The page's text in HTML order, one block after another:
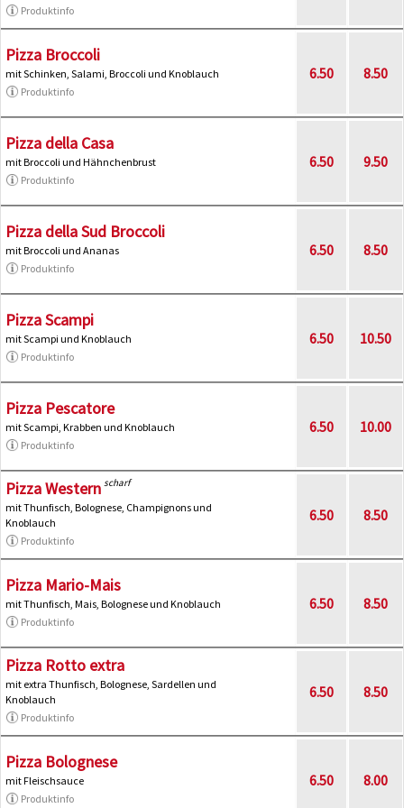
Produktinfo
Pizza Broccoli
mit Schinken, Salami, Broccoli und Knoblauch
Produktinfo
6.50 8.50
Pizza della Casa
mit Broccoli und Hähnchenbrust
Produktinfo
6.50 9.50
Pizza della Sud Broccoli
mit Broccoli und Ananas
Produktinfo
6.50 8.50
Pizza Scampi
mit Scampi und Knoblauch
Produktinfo
6.50 10.50
Pizza Pescatore
mit Scampi, Krabben und Knoblauch
Produktinfo
6.50 10.00
Pizza Western scharf
mit Thunfisch, Bolognese, Champignons und
Knoblauch
Produktinfo
6.50 8.50
Pizza Mario-Mais
mit Thunfisch, Mais, Bolognese und Knoblauch
Produktinfo
6.50 8.50
Pizza Rotto extra
mit extra Thunfisch, Bolognese, Sardellen und
Knoblauch
Produktinfo
6.50 8.50
Pizza Bolognese
mit Fleischsauce
Produktinfo
6.50 8.00